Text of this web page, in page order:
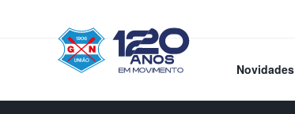
Novidades